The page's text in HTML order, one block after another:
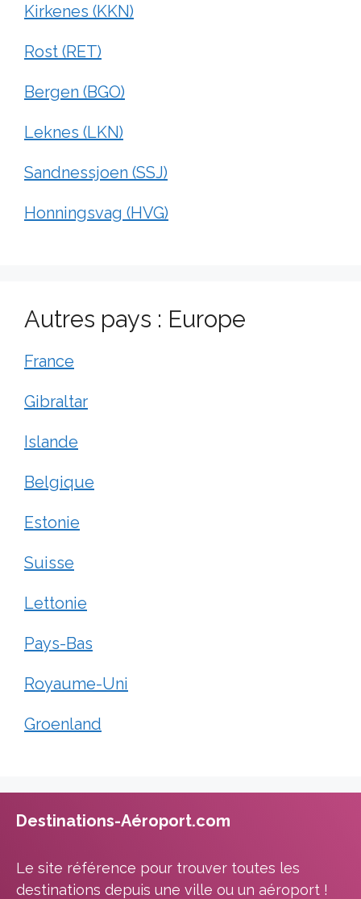
Kirkenes (KKN)
Rost (RET)
Bergen (BGO)
Leknes (LKN)
Sandnessjoen (SSJ)
Honningsvag (HVG)
Autres pays : Europe
France
Gibraltar
Islande
Belgique
Estonie
Suisse
Lettonie
Pays-Bas
Royaume-Uni
Groenland
Destinations-Aéroport.com
Le site référence pour trouver toutes les
destinations depuis une ville ou un aéroport !